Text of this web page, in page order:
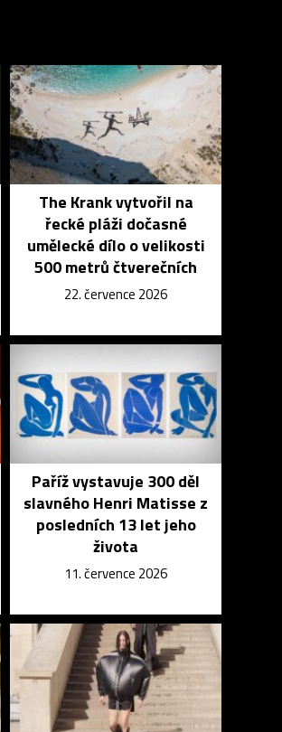
The Krank vytvořil na
řecké pláži dočasné
umělecké dílo o velikosti
500 metrů čtverečních
22. července 2026
Paříž vystavuje 300 děl
slavného Henri Matisse z
posledních 13 let jeho
života
11. července 2026